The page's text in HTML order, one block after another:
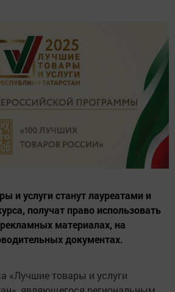
и услуги станут лауреатами и
получат право использовать
материалах, на
документах.
«Лучшие товары и услуги